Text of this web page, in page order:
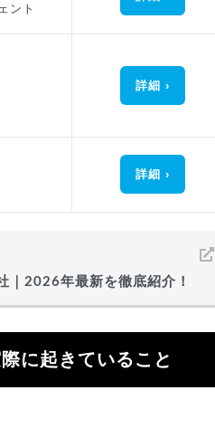
ント
詳細
詳細
｜2026年最新を徹底紹介！
に起きていること